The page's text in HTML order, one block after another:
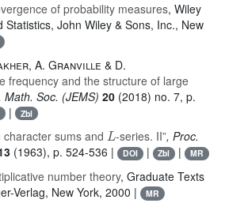
of probability measures, Wiley
Statistics, John Wiley & Sons, Inc., New
A. Granville & D.
frequency and the structure of large
Math. Soc. (JEMS) 20 (2018) no. 7, p.
| Zbl
character sums and L-series. II”, Proc.
(1963), p. 524-536 | DOI | Zbl | MR
number theory, Graduate Texts
Verlag, New York, 2000 | MR